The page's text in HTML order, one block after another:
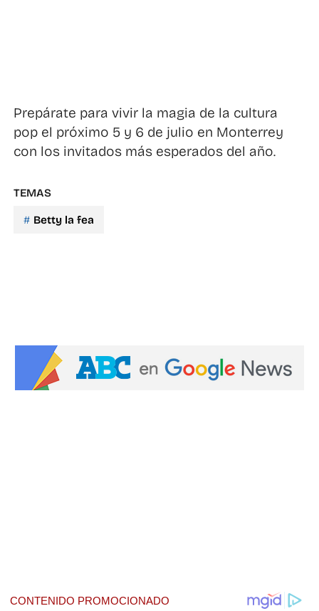
Prepárate para vivir la magia de la cultura
pop el próximo 5 y 6 de julio en Monterrey
con los invitados más esperados del año.
TEMAS
Betty la fea